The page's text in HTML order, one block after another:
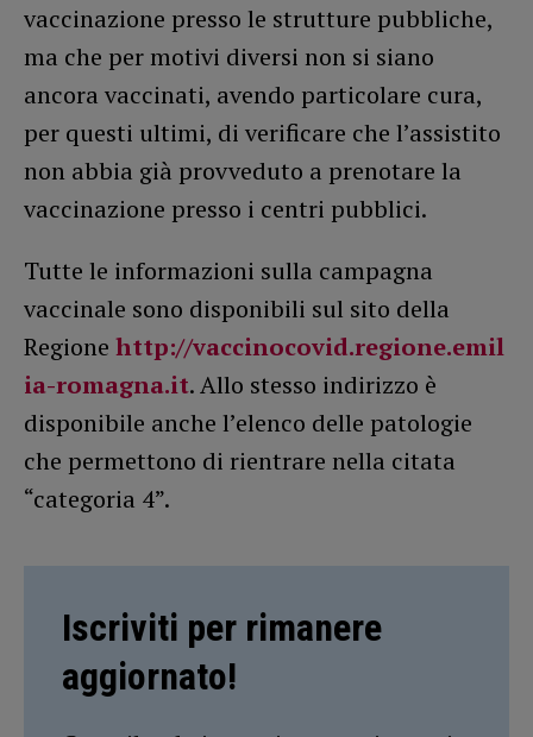
vaccinazione presso le strutture pubbliche,
ma che per motivi diversi non si siano
ancora vaccinati, avendo particolare cura,
per questi ultimi, di verificare che l’assistito
non abbia già provveduto a prenotare la
vaccinazione presso i centri pubblici.
Tutte le informazioni sulla campagna
vaccinale sono disponibili sul sito della
Regione http://vaccinocovid.regione.emil
ia-romagna.it. Allo stesso indirizzo è
disponibile anche l’elenco delle patologie
che permettono di rientrare nella citata
“categoria 4”.
Iscriviti per rimanere
aggiornato!